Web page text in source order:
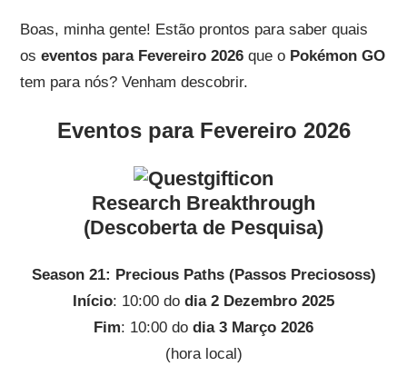
Boas, minha gente! Estão prontos para saber quais
os eventos para Fevereiro 2026que o Pokémon GO
tem para nós? Venham descobrir.
Eventos para Fevereiro 2026
Research Breakthrough
(Descoberta de Pesquisa)
Season 21: Precious Paths (Passos Preciososs)
Início: 10:00 do dia 2 Dezembro 2025
Fim: 10:00 do dia 3 Março 2026
(hora local)